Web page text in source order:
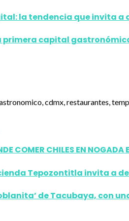
la tendencia que invita
primera capital
COMER CHILES EN NOGADA
Tepozontitla invita a
de Tacubaya, con